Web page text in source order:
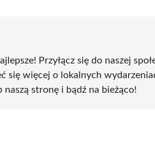
Przyłącz się do naszej
się więcej o lokalnych
stronę i bądź na bieżąco!